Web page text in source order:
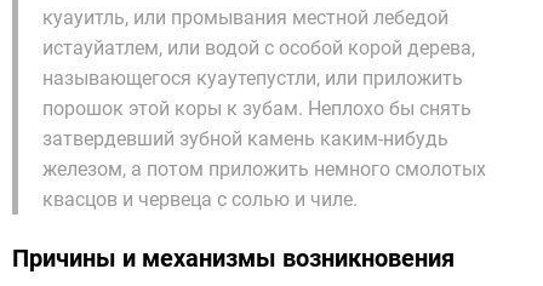
куауитль, или промывания местной лебедой
истауйатлем, или водой с особой корой дерева,
называющегося куаутепустли, или приложить
порошок этой коры к зубам. Неплохо бы снять
затвердевший зубной камень каким-нибудь
железом, а потом приложить немного смолотых
квасцов и червеца с солью и чиле.
Причины и механизмы возникновения